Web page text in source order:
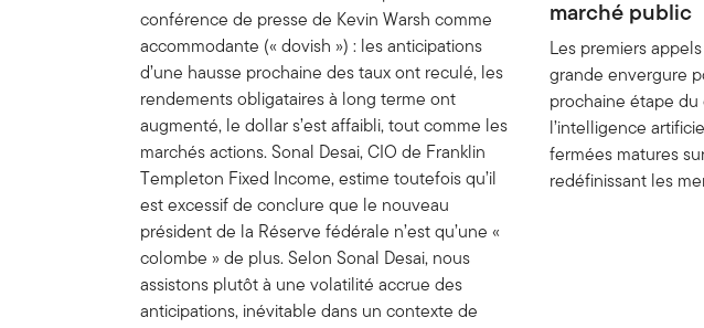
Fonds
Franklin India Fund - A (acc) EUR
Valeur liquidative1
€65,23Au 03.08.2026
€1,23 (1,92%)
Fiche produit New
conférence de presse de Kevin Warsh comme
accommodante (« dovish ») : les anticipations
d’une hausse prochaine des taux ont reculé, les
rendements obligataires à long terme ont
augmenté, le dollar s’est affaibli, tout comme les
marchés actions. Sonal Desai, CIO de Franklin
Templeton Fixed Income, estime toutefois qu’il
est excessif de conclure que le nouveau
président de la Réserve fédérale n’est qu’une «
colombe » de plus. Selon Sonal Desai, nous
assistons plutôt à une volatilité accrue des
anticipations, inévitable dans un contexte de
marché public
Les premiers
grande envergure
prochaine étape du
l’intelligence
fermées matures
redéfinissant les